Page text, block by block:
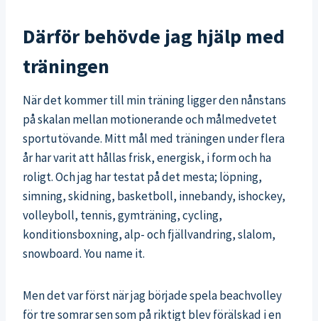
Därför behövde jag hjälp med
träningen
När det kommer till min träning ligger den nånstans
på skalan mellan motionerande och målmedvetet
sportutövande. Mitt mål med träningen under flera
år har varit att hållas frisk, energisk, i form och ha
roligt. Och jag har testat på det mesta; löpning,
simning, skidning, basketboll, innebandy, ishockey,
volleyboll, tennis, gymträning, cycling,
konditionsboxning, alp- och fjällvandring, slalom,
snowboard. You name it.
Men det var först när jag började spela beachvolley
för tre somrar sen som på riktigt blev förälskad i en